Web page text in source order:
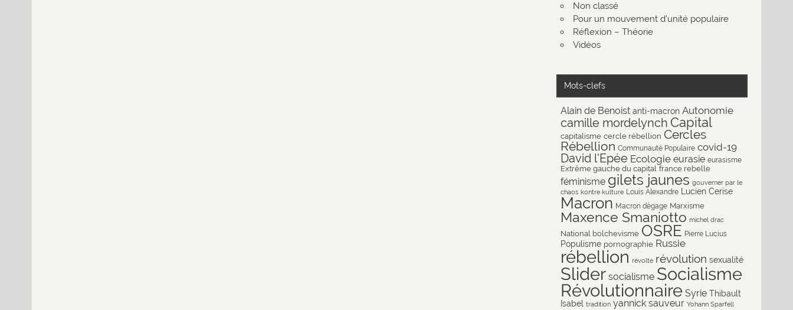
Non classé
Pour un mouvement d'unité populaire
Réflexion – Théorie
Vidéos
Mots-clefs
Alain de Benoist anti-macron Autonomie
camille mordelynch Capital
capitalisme cercle rébellion Cercles
Rébellion Communauté Populaire covid-19
David l'Epée Ecologie eurasie eurasisme
Extrême gauche du capital france rebelle
féminisme gilets jaunes gouverner par le
chaos kontre kulture Louis Alexandre Lucien Cerise
Macron Macron dégage Marxisme
Maxence Smaniotto michel drac
National bolchevisme OSRE Pierre Lucius
Populisme pornographie Russie
rébellion révolte révolution sexualité
Slider socialisme Socialisme
Révolutionnaire Syrie Thibault
Isabel tradition yannick sauveur Yohann Sparfell